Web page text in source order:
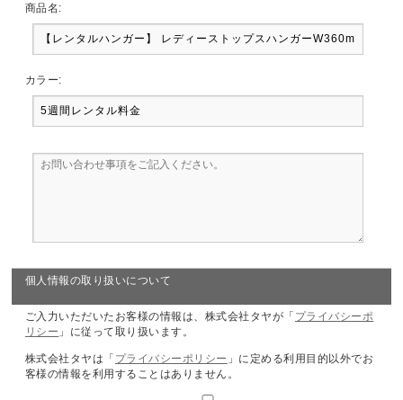
商品名:
カラー:
個人情報の取り扱いについて
ご入力いただいたお客様の情報は、株式会社タヤが「 プライバシーポ
リシー 」に従って取り扱います。
株式会社タヤは「 プライバシーポリシー 」に定める利用目的以外でお
客様の情報を利用することはありません。